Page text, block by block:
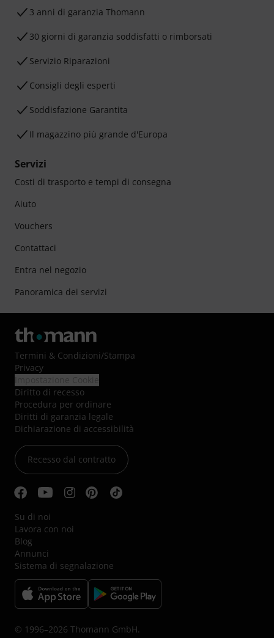
3 anni di garanzia Thomann
30 giorni di garanzia soddisfatti o rimborsati
Servizio Riparazioni
Consigli degli esperti
Soddisfazione Garantita
Il magazzino più grande d'Europa
Servizi
Costi di trasporto e tempi di consegna
Aiuto
Vouchers
Contattaci
Entra nel negozio
Panoramica dei servizi
Termini & Condizioni/Stampa
Privacy
Diritto di recesso
Procedura per ordinare
Diritti di garanzia legale
Dichiarazione di accessibilità
Recesso dal contratto
Su di noi
Lavora con noi
Blog
Annunci
Sistema di segnalazione
© 1996–2026 Thomann GmbH.